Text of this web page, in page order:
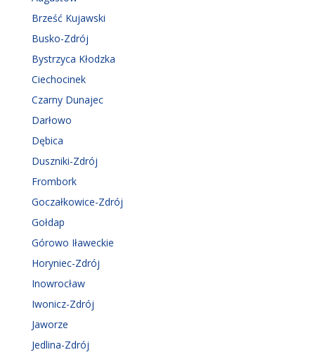
Brześć Kujawski
Busko-Zdrój
Bystrzyca Kłodzka
Ciechocinek
Czarny Dunajec
Darłowo
Dębica
Duszniki-Zdrój
Frombork
Goczałkowice-Zdrój
Gołdap
Górowo Iławeckie
Horyniec-Zdrój
Inowrocław
Iwonicz-Zdrój
Jaworze
Jedlina-Zdrój